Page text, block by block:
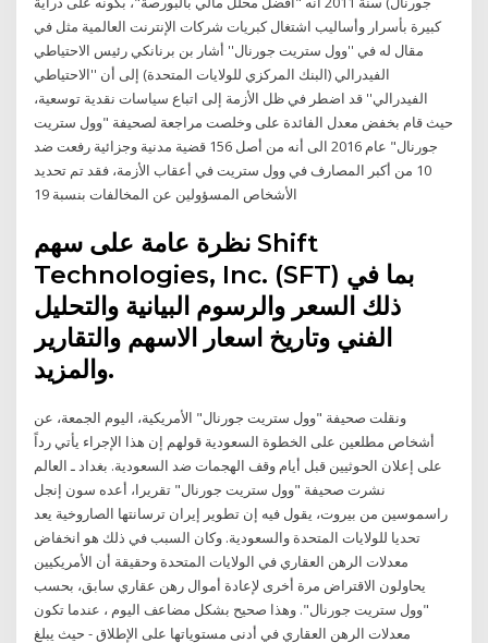
كبيرة بأسرار وأساليب اشتغال كبريات شركات الإنترنت العالمية مثل في
مقال له في ''وول ستريت جورنال'' أشار بن برنانكي رئيس الاحتياطي
الفيدرالي (البنك المركزي للولايات المتحدة) إلى أن ''الاحتياطي
الفيدرالي'' قد اضطر في ظل الأزمة إلى اتباع سياسات نقدية توسعية،
حيث قام بخفض معدل الفائدة على وخلصت مراجعة لصحيفة "وول ستريت
جورنال" عام 2016 الى أنه من أصل 156 قضية مدنية وجزائية رفعت ضد
10 من أكبر المصارف في وول ستريت في أعقاب الأزمة، فقد تم تحديد
الأشخاص المسؤولين عن المخالفات بنسبة 19
نظرة عامة على سهم Shift
Technologies, Inc. (SFT) بما في
ذلك السعر والرسوم البيانية والتحليل
الفني وتاريخ اسعار الاسهم والتقارير
والمزيد.
ونقلت صحيفة "وول ستريت جورنال" الأمريكية، اليوم الجمعة، عن
أشخاص مطلعين على الخطوة السعودية قولهم إن هذا الإجراء يأتي رداً
على إعلان الحوثيين قبل أيام وقف الهجمات ضد السعودية. بغداد ـ العالم
نشرت صحيفة "وول ستريت جورنال" تقريرا، أعده سون إنجل
راسموسين من بيروت، يقول فيه إن تطوير إيران ترسانتها الصاروخية يعد
تحديا للولايات المتحدة والسعودية. وكان السبب في ذلك هو انخفاض
معدلات الرهن العقاري في الولايات المتحدة وحقيقة أن الأمريكيين
يحاولون الاقتراض مرة أخرى لإعادة أموال رهن عقاري سابق، بحسب
"وول ستريت جورنال". وهذا صحيح بشكل مضاعف اليوم ، عندما تكون
معدلات الرهن العقاري في أدنى مستوياتها على الإطلاق - حيث يبلغ